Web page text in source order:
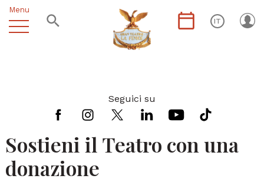
Menu
IT
Seguici su
Sostieni il Teatro con una
donazione